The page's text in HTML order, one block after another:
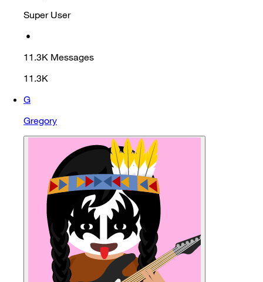
Super User
•
11.3K Messages
11.3K
G
Gregory